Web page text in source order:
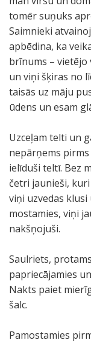
tomēr suņuks
Saimnieki
apbēdina, ka
brīnums – vietējo
un viņi šķiras no
taisās uz māju
ūdens un esam
Uzceļam telti un
nepārņems
ielīduši teltī. Bez
četri jaunieši,
viņi uzvedas
mostamies, viņi
nakšņojuši.
Saulriets,
papriecājamies
Nakts paiet
šalc.
Pamostamies